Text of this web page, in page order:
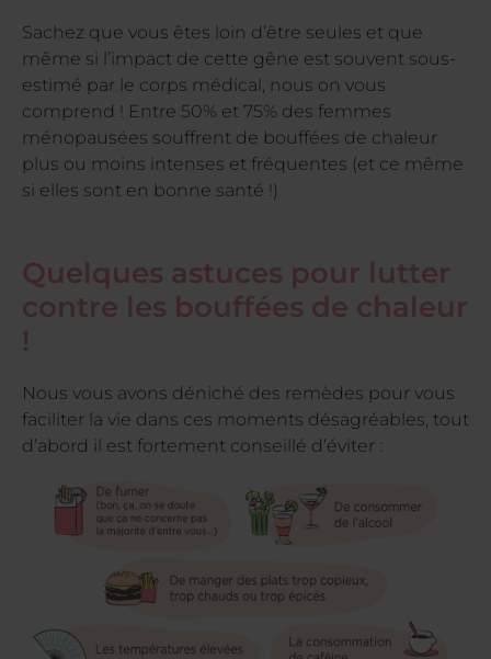
Sachez que vous êtes loin d’être seules et que
même si l’impact de cette gêne est souvent sous-
estimé par le corps médical, nous on vous
comprend ! Entre 50% et 75% des femmes
ménopausées souffrent de bouffées de chaleur
plus ou moins intenses et fréquentes (et ce même
si elles sont en bonne santé !)
Quelques astuces pour lutter
contre les bouffées de chaleur
!
Nous vous avons déniché des remèdes pour vous
faciliter la vie dans ces moments désagréables, tout
d’abord il est fortement conseillé d’éviter :